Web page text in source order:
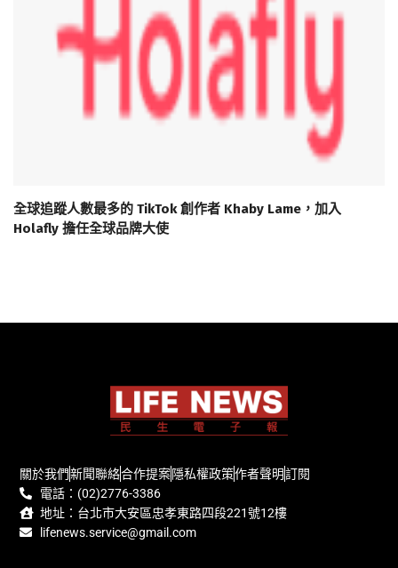
全球追蹤人數最多的 TikTok 創作者 Khaby Lame，加入
Holafly 擔任全球品牌大使
關於我們新聞聯絡合作提案隱私權政策作者聲明訂閱
電話：(02)2776-3386
地址：台北市大安區忠孝東路四段221號12樓
lifenews.service@gmail.com